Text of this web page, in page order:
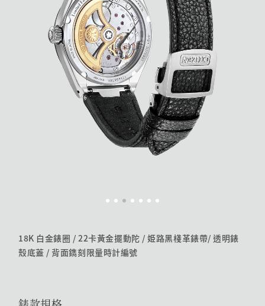
18K 白金錶圈 / 22卡黃金擺動陀 / 姫路黑棧革錶帶/ 透明錶
殼底蓋 / 背面鐫刻限量時計編號